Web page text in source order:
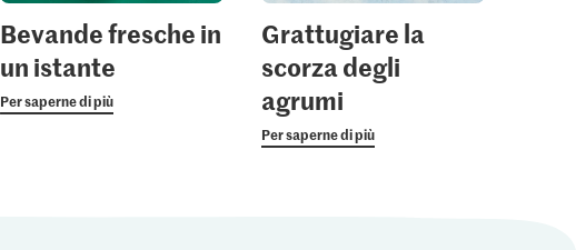
Bevande fresche in
un istante
Per saperne di più
Grattugiare la
scorza degli
agrumi
Per saperne di più